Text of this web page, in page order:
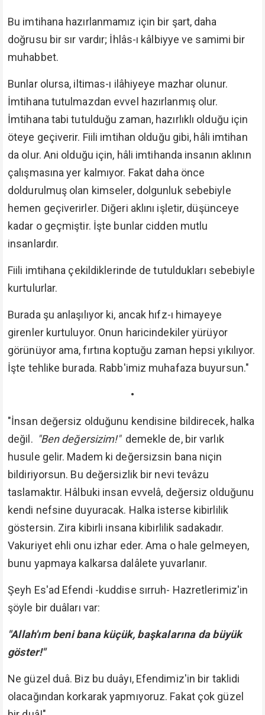
Bu imtihana hazırlanmamız için bir şart, daha
doğrusu bir sır vardır; İhlâs-ı kâlbiyye ve samimi bir
muhabbet.
Bunlar olursa, iltimas-ı ilâhiyeye mazhar olunur.
İmtihana tutulmazdan evvel hazırlanmış olur.
İmtihana tabi tutulduğu zaman, hazırlıklı olduğu için
öteye geçiverir. Fiili imtihan olduğu gibi, hâli imtihan
da olur. Ani olduğu için, hâli imtihanda insanın aklının
çalışmasına yer kalmıyor. Fakat daha önce
doldurulmuş olan kimseler, dolgunluk sebebiyle
hemen geçiverirler. Diğeri aklını işletir, düşünceye
kadar o geçmiştir. İşte bunlar cidden mutlu
insanlardır.
Fiili imtihana çekildiklerinde de tutuldukları sebebiyle
kurtulurlar.
Burada şu anlaşılıyor ki, ancak hıfz-ı himayeye
girenler kurtuluyor. Onun haricindekiler yürüyor
görünüyor ama, fırtına koptuğu zaman hepsi yıkılıyor.
İşte tehlike burada. Rabb'imiz muhafaza buyursun."
•
"İnsan değersiz olduğunu kendisine bildirecek, halka
değil. "Ben değersizim!" demekle de, bir varlık
husule gelir. Madem ki değersizsin bana niçin
bildiriyorsun. Bu değersizlik bir nevi tevâzu
taslamaktır. Hâlbuki insan evvelâ, değersiz olduğunu
kendi nefsine duyuracak. Halka isterse kibirlilik
göstersin. Zira kibirli insana kibirlilik sadakadır.
Vakuriyet ehli onu izhar eder. Ama o hale gelmeyen,
bunu yapmaya kalkarsa dalâlete yuvarlanır.
Şeyh Es'ad Efendi -kuddise sırruh- Hazretlerimiz'in
şöyle bir duâları var:
"Allah'ım beni bana küçük, başkalarına da büyük
göster!"
Ne güzel duâ. Biz bu duâyı, Efendimiz'in bir taklidi
olacağından korkarak yapmıyoruz. Fakat çok güzel